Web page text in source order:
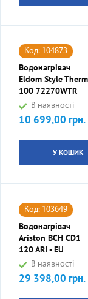
Код: 104873
Водонагрівач
Eldom Style
100 72270WTR
В наявності
Ціна
10 699,00 грн.
У КОШИК
Код: 103649
Водонагрівач
Ariston BCH CD1
120 ARI - EU
В наявності
Ціна
29 398,00 грн.